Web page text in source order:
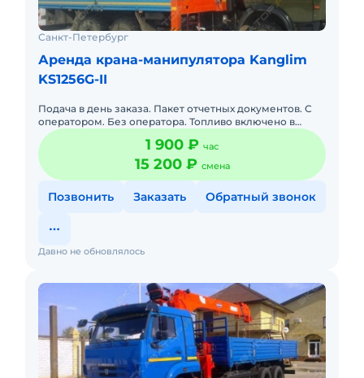
Санкт-Петербург
Аренда крана-манипулятора Kanglim
KS1256G-II
Подача в день заказа. Пакет отчетных документов. С
оператором. Без оператора. Топливо включено в
стоимость. Топливо оплачивается отдельно.
Долгосрочная аренда.1 900 ₽ час
15 200 ₽ смена
Позвонить Заказать Обратный звонок
Давно не обновлялось